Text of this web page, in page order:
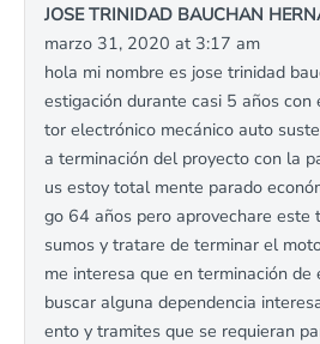
JOSE TRINIDAD BAUCHAN
marzo 31, 2020 at 3:17 am
hola mi nombre es jose trinidad
estigación durante casi 5 años
tor electrónico mecánico auto
a terminación del proyecto con la
us estoy total mente parado
go 64 años pero aprovechare este
sumos y tratare de terminar el
me interesa que en terminación
buscar alguna dependencia
ento y tramites que se requieran